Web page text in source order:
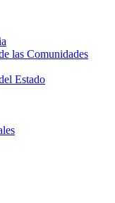
las Comunidades
Estado